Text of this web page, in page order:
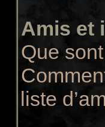
Amis et
Que
liste